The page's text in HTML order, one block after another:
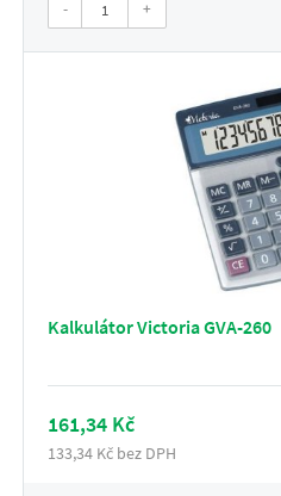
- +
Kalkulátor Victoria GVA-260
161,34 Kč
133,34 Kč bez DPH